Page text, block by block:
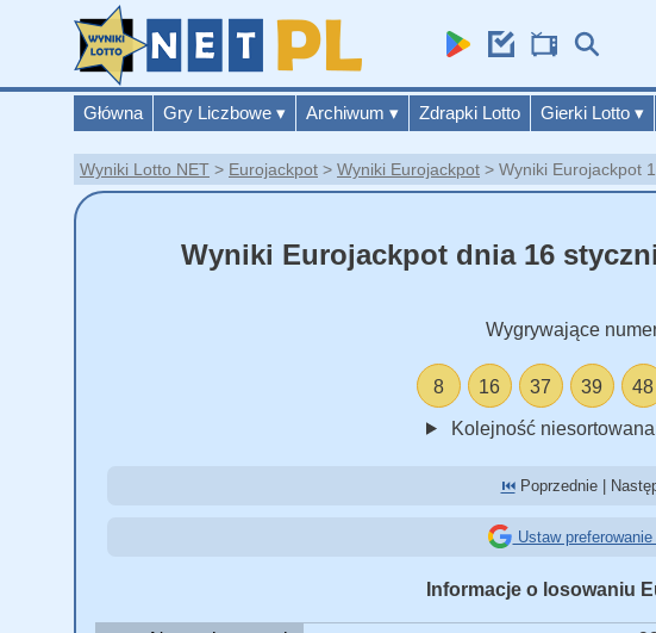
Główna Gry Liczbowe ▾ Archiwum ▾ Zdrapki Lotto Gierki Lotto ▾
Wyniki Lotto NET Eurojackpot Wyniki Eurojackpot Wyniki Eurojackpot
Wyniki Eurojackpot dnia 16
Wygrywające
8 16 37 39 48
Kolejność
⏮️Poprzednie |
Ustaw
Informacje o losowaniu